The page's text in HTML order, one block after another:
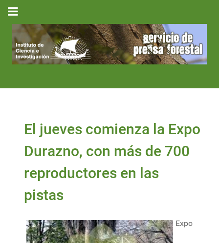
El jueves comienza la Expo
Durazno, con más de 700
reproductores en las
pistas
Expo